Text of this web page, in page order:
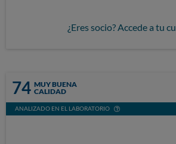
¿Eres socio? Accede a tu
74 MUY BUENA
CALIDAD
ANALIZADO EN EL LABORATORIO